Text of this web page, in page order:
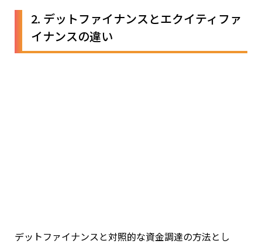
2. デットファイナンスとエクイティファ
イナンスの違い
デットファイナンスと対照的な資金調達の方法とし